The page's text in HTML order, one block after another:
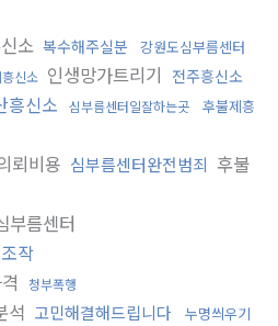
소 복수해주실분 강원도심부름센터
신소 인생망가트리기 전주흥신소
흥신소 심부름센터일잘하는곳
후불제흥
뢰비용 심부름센터완전범죄 후불
부름센터
작
청부폭행
석 고민해결해드립니다 누명씌우기